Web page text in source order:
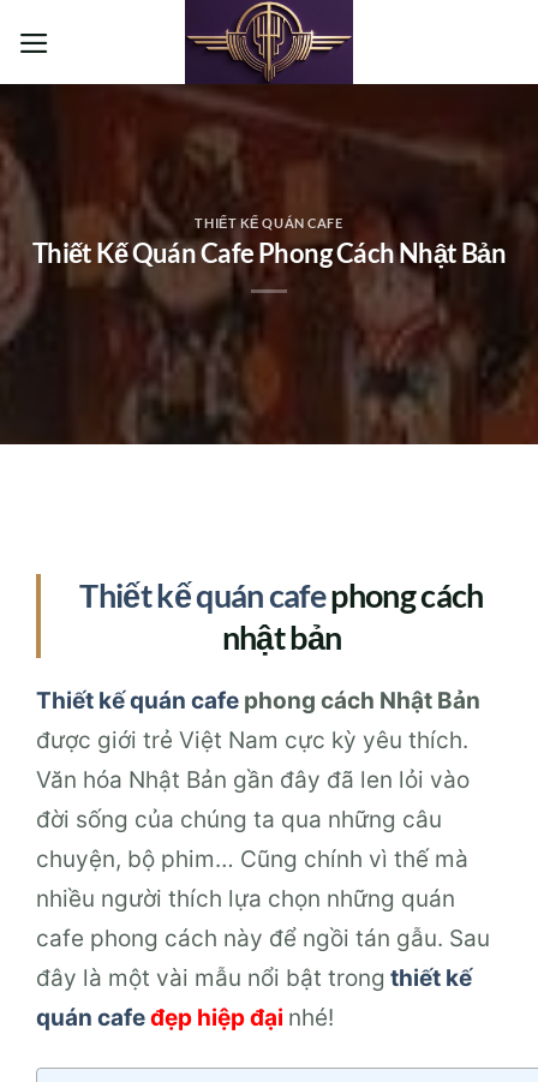
qua
THIẾT KẾ QUÁN CAFE
Thiết Kế Quán Cafe Phong Cách Nhật Bản
Thiết kế quán cafephong cách
nhật bản
Thiết kế quán cafe phong cách Nhật Bản
được giới trẻ Việt Nam cực kỳ yêu thích.
Văn hóa Nhật Bản gần đây đã len lỏi vào
đời sống của chúng ta qua những câu
chuyện, bộ phim… Cũng chính vì thế mà
nhiều người thích lựa chọn những quán
cafe phong cách này để ngồi tán gẫu. Sau
đây là một vài mẫu nổi bật trong thiết kế
quán cafeđẹp hiệp đại nhé!